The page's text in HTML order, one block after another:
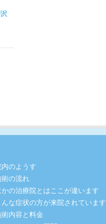
内のようす
術の流れ
かの治療院とはここが違います
んな症状の方が来院されています
術内容と料金